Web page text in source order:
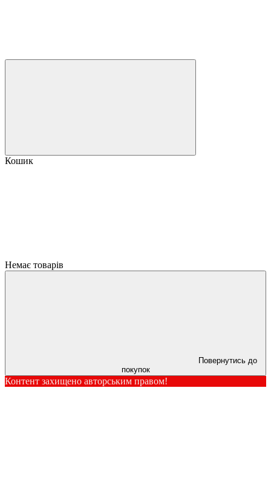
Кошик
Немає товарів
Повернутись до
покупок
Контент захищено авторським правом!